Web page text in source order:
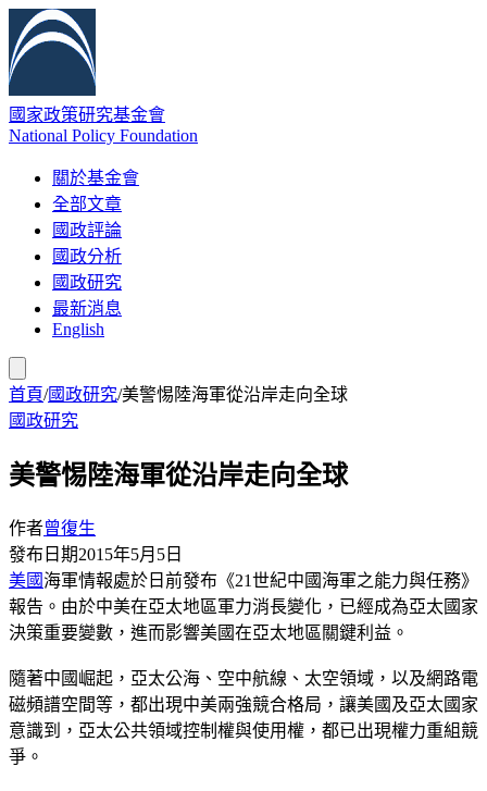
國家政策研究基金會
National Policy Foundation
關於基金會
全部文章
國政評論
國政分析
國政研究
最新消息
English
首頁/國政研究/美警惕陸海軍從沿岸走向全球
國政研究
美警惕陸海軍從沿岸走向全球
作者曾復生
發布日期2015年5月5日
美國 海軍情報處於日前發布《21世紀中國海軍之能力與任務》
報告。由於中美在亞太地區軍力消長變化，已經成為亞太國家
決策重要變數，進而影響美國在亞太地區關鍵利益。
隨著中國崛起，亞太公海、空中航線、太空領域，以及網路電
磁頻譜空間等，都出現中美兩強競合格局，讓美國及亞太國家
意識到，亞太公共領域控制權與使用權，都已出現權力重組競
爭。